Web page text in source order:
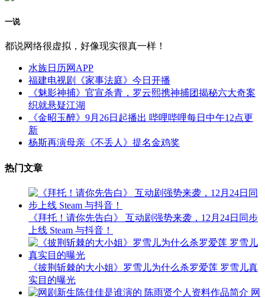
一说
都说网络很虚拟，好像现实很真一样！
水族日历网APP
福建电视剧《家事法庭》今日开播
《魅影神捕》官宣杀青，罗云熙携神捕团揭秘六大奇案
织就悬疑江湖
《金昭玉醉》9月26日起播出 哔哩哔哩每日中午12点更
新
杨斯再演母亲《不丢人》提名金鸡奖
热门文章
《拜托！请你先告白》 互动剧强势来袭，12月24日同步
上线 Steam 与抖音！
《披荆斩棘的大小姐》罗雪儿为什么杀罗爱莲 罗雪儿真
实目的曝光
网